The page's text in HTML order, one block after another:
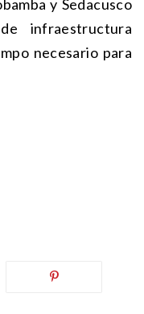
y Sedacusco
infraestructura
necesario para